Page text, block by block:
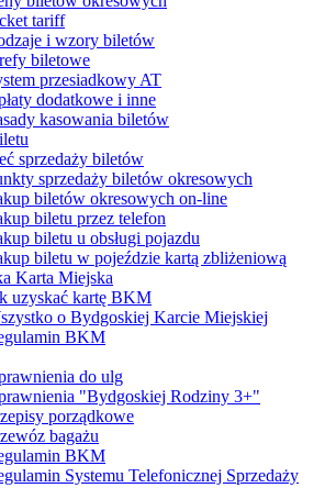
tariff
i wzory biletów
biletowe
przesiadkowy AT
dodatkowe i inne
kasowania biletów
sprzedaży biletów
sprzedaży biletów okresowych
biletów okresowych on-line
biletu przez telefon
biletu u obsługi pojazdu
biletu w pojeździe kartą zbliżeniową
Karta Miejska
uzyskać kartę BKM
o Bydgoskiej Karcie Miejskiej
BKM
do ulg
"Bydgoskiej Rodziny 3+"
porządkowe
bagażu
BKM
Systemu Telefonicznej Sprzedaży